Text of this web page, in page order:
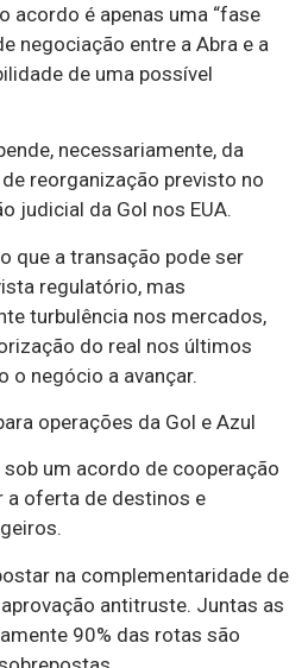
acordo é apenas uma “fase
negociação entre a Abra e a
de uma possível
necessariamente, da
reorganização previsto no
judicial da Gol nos EUA.
que a transação pode ser
regulatório, mas
turbulência nos mercados,
do real nos últimos
o negócio a avançar.
operações da Gol e Azul
um acordo de cooperação
a oferta de destinos e
na complementaridade de
antitruste. Juntas as
90% das rotas são